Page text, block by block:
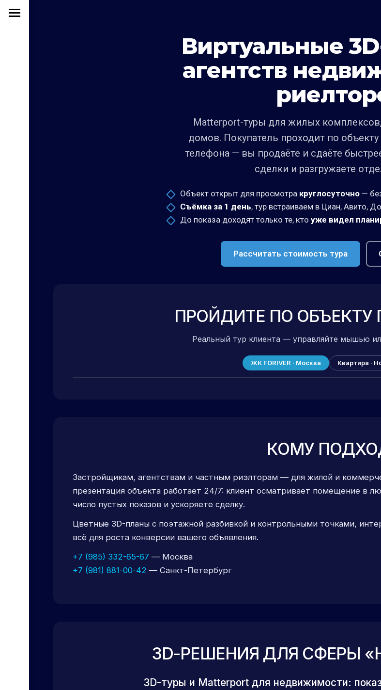
Виртуальные
агентств
Matterport-туры для жилых
домов. Покупатель проходит по
телефона — вы продаёте и сдаёте
сделки и разгружаете
Объект открыт для просмотра круглосуточно —
Съёмка за 1 день, тур встраиваем в Циан, Авито,
До показа доходят только те, кто уже видел
Рассчитать стоимость тура
ПРОЙДИТЕ ПО ОБЪЕКТУ
Реальный тур клиента — управляйте мышью
ЖК FORIVER · Москва Квартира ·
ЖК FORIVER · Москва — нажмите, чтобы пройти по объекту
КОМУ
Застройщикам, агентствам и частным риэлторам — для жилой и
презентация объекта работает 24/7: клиент осматривает помещение в
число пустых показов и ускоряете сделку.
Цветные 3D-планы с поэтажной разбивкой и контрольными точками,
всё для роста конверсии вашего объявления.
+7 (985) 332-65-67 — Москва
+7 (981) 881-00-42 — Санкт-Петербург
3D-РЕШЕНИЯ ДЛЯ СФЕРЫ
3D-туры и Matterport для недвижимости: